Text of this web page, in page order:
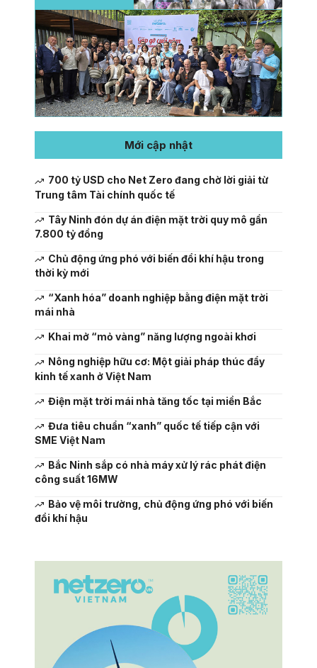
Mới cập nhật
700 tỷ USD cho Net Zero đang chờ lời giải từ
Trung tâm Tài chính quốc tế
Tây Ninh đón dự án điện mặt trời quy mô gần
7.800 tỷ đồng
Chủ động ứng phó với biến đổi khí hậu trong
thời kỳ mới
“Xanh hóa” doanh nghiệp bằng điện mặt trời
mái nhà
Khai mở “mỏ vàng” năng lượng ngoài khơi
Nông nghiệp hữu cơ: Một giải pháp thúc đẩy
kinh tế xanh ở Việt Nam
Điện mặt trời mái nhà tăng tốc tại miền Bắc
Đưa tiêu chuẩn “xanh” quốc tế tiếp cận với
SME Việt Nam
Bắc Ninh sắp có nhà máy xử lý rác phát điện
công suất 16MW
Bảo vệ môi trường, chủ động ứng phó với biến
đổi khí hậu